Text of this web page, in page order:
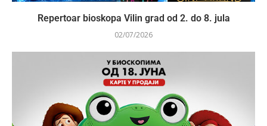
Repertoar bioskopa Vilin grad od 2. do 8. jula
02/07/2026